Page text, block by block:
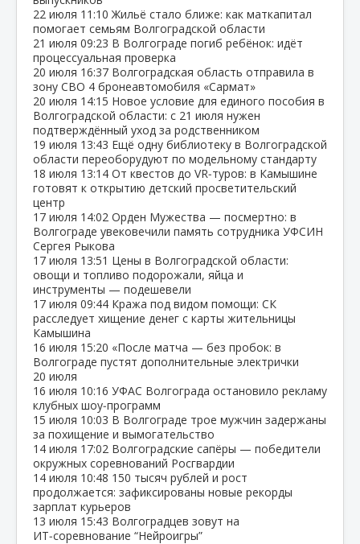
22 июля 11:10 Жильё стало ближе: как маткапитал
помогает семьям Волгоградской области
21 июля 09:23 В Волгограде погиб ребёнок: идёт
процессуальная проверка
20 июля 16:37 Волгоградская область отправила в
зону СВО 4 бронеавтомобиля «Сармат»
20 июля 14:15 Новое условие для единого пособия в
Волгоградской области: с 21 июля нужен
подтверждённый уход за родственником
19 июля 13:43 Ещё одну библиотеку в Волгоградской
области переоборудуют по модельному стандарту
18 июля 13:14 От квестов до VR‑туров: в Камышине
готовят к открытию детский просветительский
центр
17 июля 14:02 Орден Мужества — посмертно: в
Волгограде увековечили память сотрудника УФСИН
Сергея Рыкова
17 июля 13:51 Цены в Волгоградской области:
овощи и топливо подорожали, яйца и
инструменты — подешевели
17 июля 09:44 Кража под видом помощи: СК
расследует хищение денег с карты жительницы
Камышина
16 июля 15:20 «После матча — без пробок: в
Волгограде пустят дополнительные электрички
20 июля
16 июля 10:16 УФАС Волгограда остановило рекламу
клубных шоу‑программ
15 июля 10:03 В Волгограде трое мужчин задержаны
за похищение и вымогательство
14 июля 17:02 Волгоградские сапёры — победители
окружных соревнований Росгвардии
14 июля 10:48 150 тысяч рублей и рост
продолжается: зафиксированы новые рекорды
зарплат курьеров
13 июля 15:43 Волгоградцев зовут на
ИТ‑соревнование “Нейроигры”